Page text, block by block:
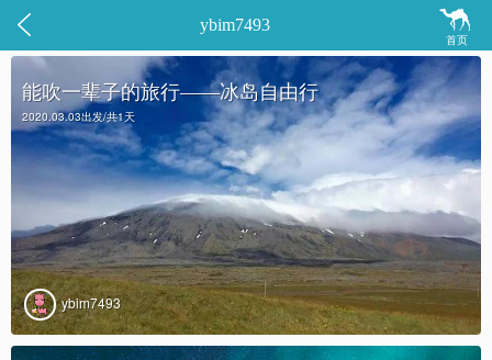
 
首页
ybim7493
能吹一辈子的旅行——冰岛自由行
2020.03.03出发/共1天
ybim7493